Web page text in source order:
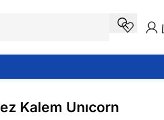
Kalem Unıcorn